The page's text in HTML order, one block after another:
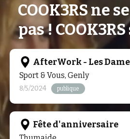
COOK3RS ne
pas !
AfterWork - Les
Sport & Vous, Genly
8/5/2024 publique
Fête d'anniversaire